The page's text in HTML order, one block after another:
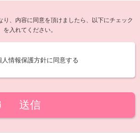
り、内容に同意を頂けましたら、以下にチェック
を入れてください。
人情報保護方針に同意する